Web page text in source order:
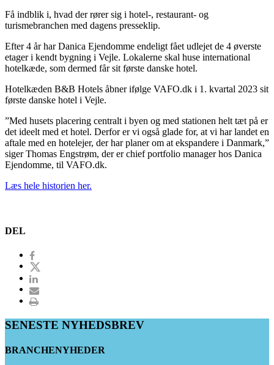
Få indblik i, hvad der rører sig i hotel-, restaurant- og
turismebranchen med dagens presseklip.
Efter 4 år har Danica Ejendomme endeligt fået udlejet de 4 øverste
etager i kendt bygning i Vejle. Lokalerne skal huse international
hotelkæde, som dermed får sit første danske hotel.
Hotelkæden B&B Hotels åbner ifølge VAFO.dk i 1. kvartal 2023 sit
første danske hotel i Vejle.
”Med husets placering centralt i byen og med stationen helt tæt på er
det ideelt med et hotel. Derfor er vi også glade for, at vi har landet en
aftale med en hotelejer, der har planer om at ekspandere i Danmark,”
siger Thomas Engstrøm, der er chief portfolio manager hos Danica
Ejendomme, til VAFO.dk.
Læs hele historien her.
DEL
SENESTE NYHEDSBREV
BRANCHENYHEDER